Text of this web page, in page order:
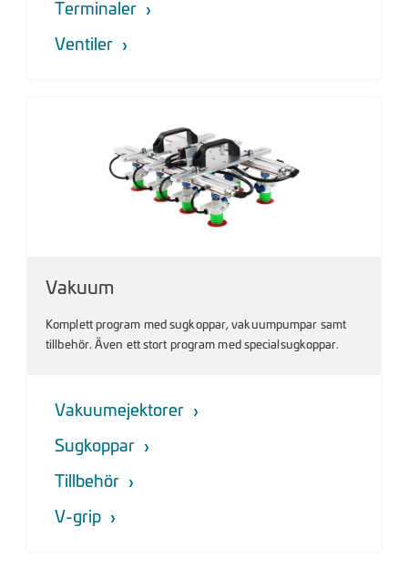
Terminaler
Ventiler
Vakuum
Komplett program med sugkoppar, vakuumpumpar samt
tillbehör. Även ett stort program med specialsugkoppar.
Vakuumejektorer
Sugkoppar
Tillbehör
V-grip